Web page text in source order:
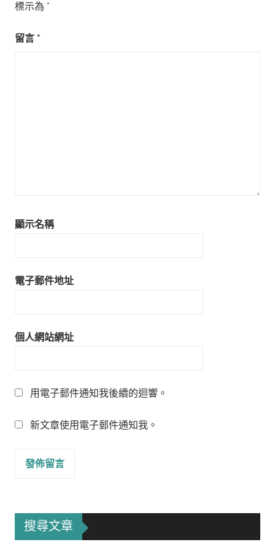
標示為 *
留言 *
顯示名稱
電子郵件地址
個人網站網址
用電子郵件通知我後續的迴響。
新文章使用電子郵件通知我。
搜尋文章